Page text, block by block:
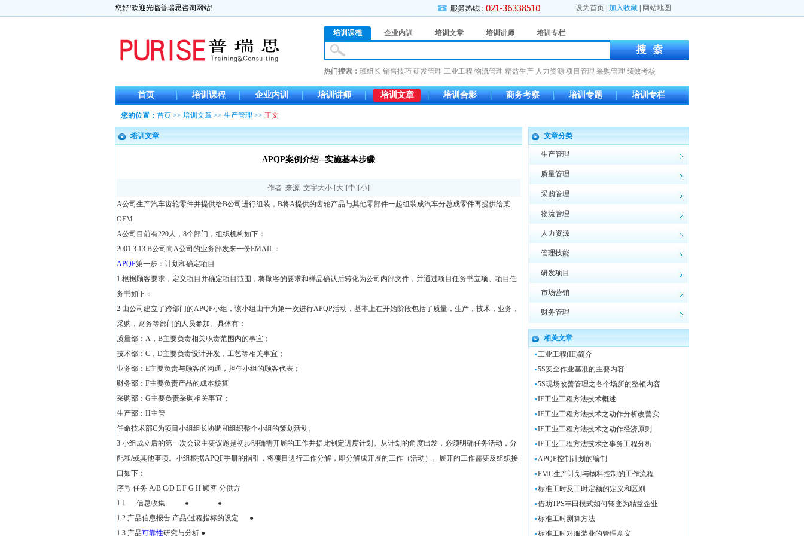
您好!欢迎光临普瑞思咨询网站! 设为首页 加入收藏 网站地图
培训课程 企业内训 培训文章 培训讲师 培训专栏
热门搜索： 班组长 销售技巧 研发管理 工业工程 物流管理 精益生产 人力资源 项目管理 采购管理 绩效考核
首页 培训课程 企业内训 培训讲师 培训文章 培训合影 商务考察 培训专题 培训专栏
您的位置： 首页 >> 培训文章 >> 生产管理 >> 正文
培训文章
APQP案例介绍--实施基本步骤
作者: 来源: 文字大小:[大][中][小]
A公司生产汽车齿轮零件并提供给B公司进行组装，B将A提供的齿轮产品与其他零部件一起组装成汽车分总成零件再提供给某
OEM
A公司目前有220人，8个部门，组织机构如下：
2001.3.13 B公司向A公司的业务部发来一份EMAIL：
APQP第一步：计划和确定项目
1 根据顾客要求，定义项目并确定项目范围，将顾客的要求和样品确认后转化为公司内部文件，并通过项目任务书立项。项目任
务书如下：
2 由公司建立了跨部门的APQP小组，该小组由于为第一次进行APQP活动，基本上在开始阶段包括了质量，生产，技术，业务，
采购，财务等部门的人员参加。具体有：
质量部：A，B主要负责相关职责范围内的事宜；
技术部：C，D主要负责设计开发，工艺等相关事宜；
业务部：E主要负责与顾客的沟通，担任小组的顾客代表；
财务部：F主要负责产品的成本核算
采购部：G主要负责采购相关事宜；
生产部：H主管
任命技术部C为项目小组组长协调和组织整个小组的策划活动。
3 小组成立后的第一次会议主要议题是初步明确需开展的工作并据此制定进度计划。从计划的角度出发，必须明确任务活动，分
配和/或其他事项。小组根据APQP手册的指引，将项目进行工作分解，即分解成开展的工作（活动）。展开的工作需要及组织接
口如下：
序号 任务 A/B C/D E F G H 顾客 分供方
1.1 信息收集 ● ●
1.2 产品信息报告 产品/过程指标的设定 ●
1.3 产品可靠性研究与分析 ●
文章分类
生产管理
质量管理
采购管理
物流管理
人力资源
管理技能
研发项目
市场营销
财务管理
相关文章
工业工程(IE)简介
5S安全作业基准的主要内容
5S现场改善管理之各个场所的整顿内容
IE工业工程方法技术概述
IE工业工程方法技术之动作分析改善实
IE工业工程方法技术之动作经济原则
IE工业工程方法技术之事务工程分析
APQP控制计划的编制
PMC生产计划与物料控制的工作流程
标准工时及工时定额的定义和区别
借助TPS丰田模式如何转变为精益企业
标准工时测算方法
标准工时对服装业的管理意义